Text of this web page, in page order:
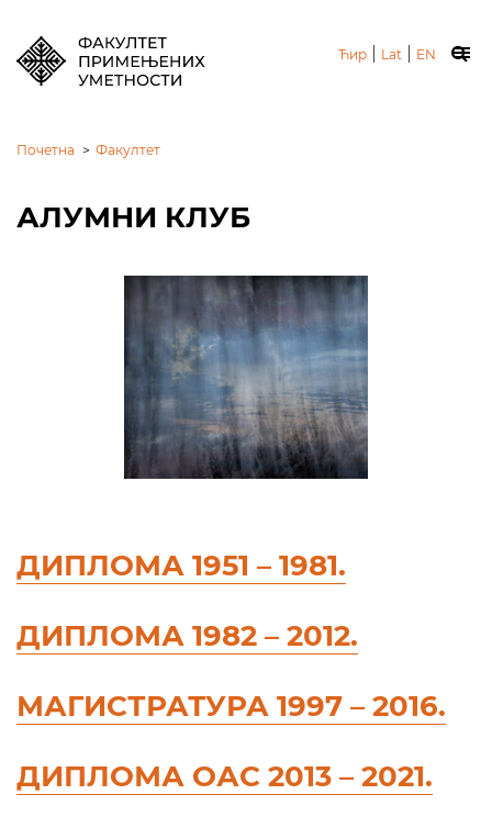
Ћир Lat EN
Почетна > Факултет
АЛУМНИ КЛУБ
ДИПЛОМА 1951 – 1981.
ДИПЛОМА 1982 – 2012.
МАГИСТРАТУРА 1997 – 2016.
ДИПЛОМА ОАС 2013 – 2021.